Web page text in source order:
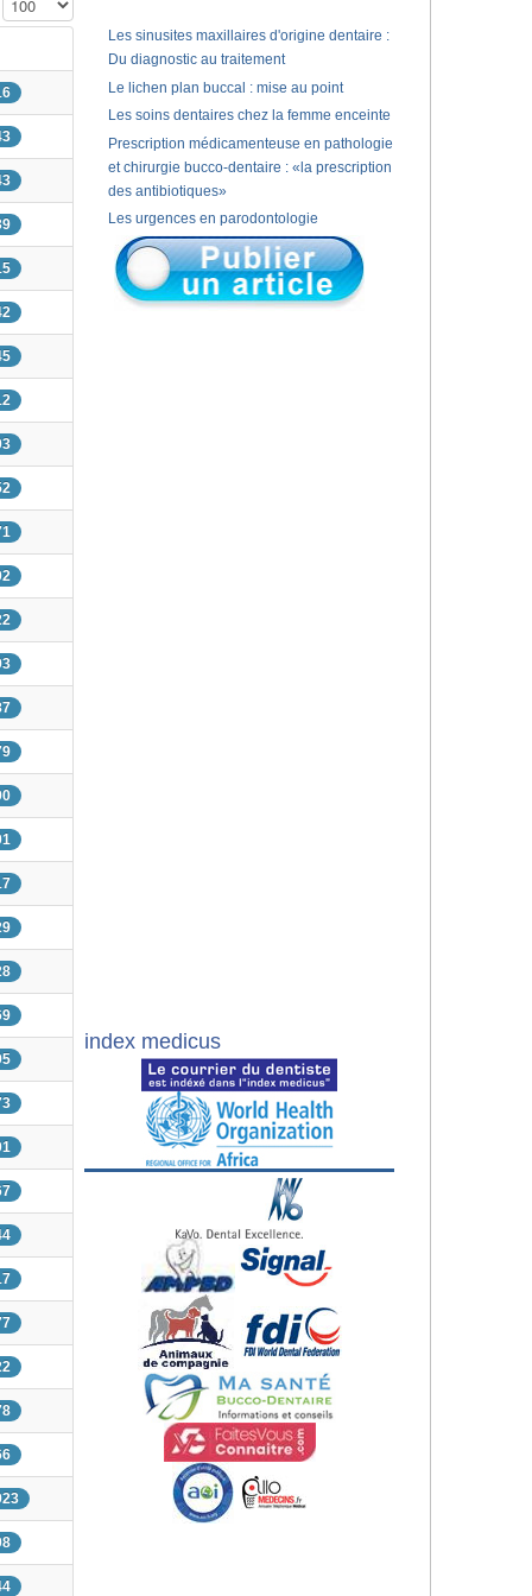
Les sinusites maxillaires d'origine dentaire :
Du diagnostic au traitement
Le lichen plan buccal : mise au point
Les soins dentaires chez la femme enceinte
Prescription médicamenteuse en pathologie
et chirurgie bucco-dentaire : «la prescription
des antibiotiques»
Les urgences en parodontologie
index medicus